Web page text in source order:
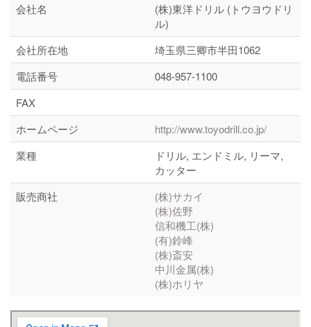
会社名
(株)東洋ドリル (トウヨウドリ
ル)
会社所在地
埼玉県三卿市半田1062
電話番号
048-957-1100
FAX
ホームページ
http://www.toyodrill.co.jp/
業種
ドリル, エンドミル, リーマ,
カッター
販売商社
(株)サカイ
(株)佐野
信和機工(株)
(有)鈴峰
(株)斎安
中川金属(株)
(株)ホリヤ